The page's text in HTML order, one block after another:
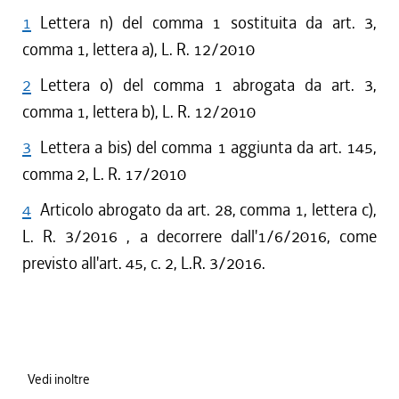
dal 01/06/2016 al 12/08/2016
dal 01/04/2016 al 31/05/2016
dal 17/03/2016 al 31/03/2016
dal 01/04/2015 al 16/03/2016
dal 29/01/2015 al 31/03/2015
dal 18/12/2014 al 28/01/2015
dal 01/04/2014 al 17/12/2014
dal 08/08/2013 al 31/03/2014
dal 01/04/2013 al 07/08/2013
dal 17/08/2012 al 31/03/2013
dal 01/04/2012 al 16/08/2012
dal 28/10/2010 al 31/12/2010
1 Lettera n) del comma 1 sostituita da art. 3,
comma 1, lettera a), L. R. 12/2010
2 Lettera o) del comma 1 abrogata da art. 3,
comma 1, lettera b), L. R. 12/2010
3 Lettera a bis) del comma 1 aggiunta da art. 145,
comma 2, L. R. 17/2010
4 Articolo abrogato da art. 28, comma 1, lettera c),
L. R. 3/2016 , a decorrere dall'1/6/2016, come
previsto all'art. 45, c. 2, L.R. 3/2016.
Vedi inoltre